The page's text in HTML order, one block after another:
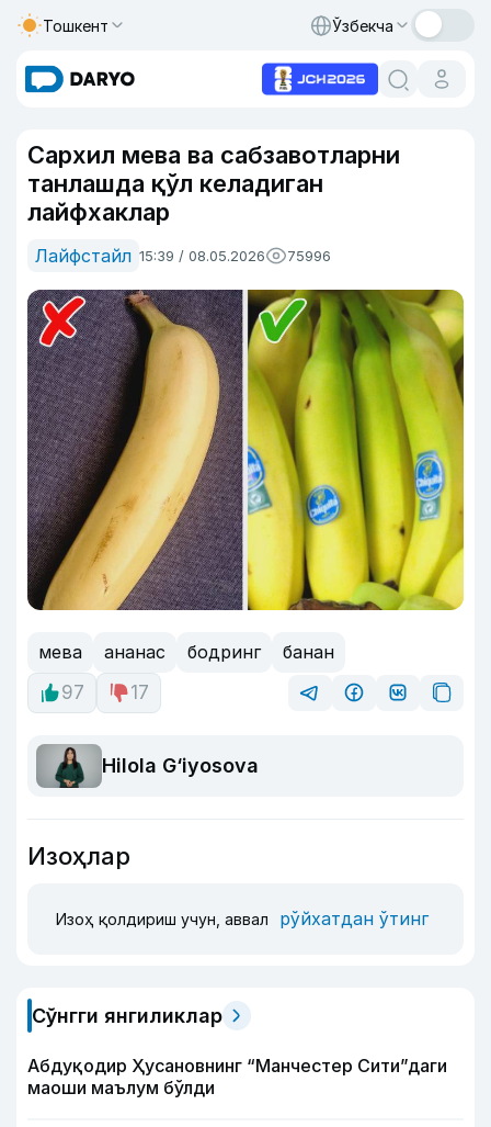
Тошкент Ўзбекча
Сархил мева ва сабзавотларни
танлашда қўл келадиган
лайфхаклар
Лайфстайл 15:39 / 08.05.2026 75996
мева ананас бодринг
банан
97
17
Hilola G‘iyosova
Изоҳлар
Изоҳ қолдириш учун, аввал рўйхатдан ўтинг
Сўнгги янгиликлар
Абдуқодир Ҳусановнинг “Манчестер Сити”даги
маоши маълум бўлди